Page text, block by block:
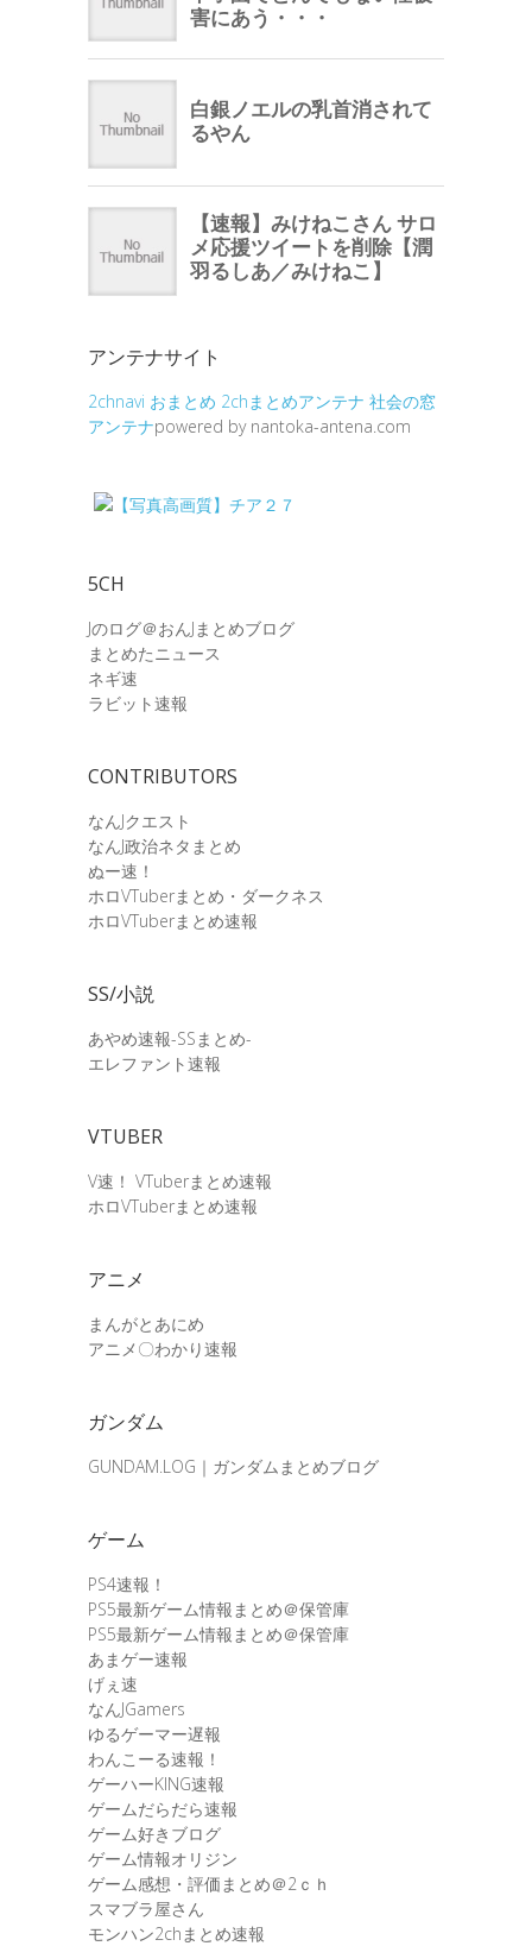
アンテナサイト
2chnavi おまとめ 2chまとめアンテナ 社会の窓
アンテナpowered by nantoka-antena.com
5CH
Jのログ＠おんJまとめブログ
まとめたニュース
ネギ速
ラビット速報
CONTRIBUTORS
なんJクエスト
なんJ政治ネタまとめ
ぬー速！
ホロVTuberまとめ・ダークネス
ホロVTuberまとめ速報
SS/小説
あやめ速報-SSまとめ-
エレファント速報
VTUBER
V速！ VTuberまとめ速報
ホロVTuberまとめ速報
アニメ
まんがとあにめ
アニメ〇わかり速報
ガンダム
GUNDAM.LOG｜ガンダムまとめブログ
ゲーム
PS4速報！
PS5最新ゲーム情報まとめ＠保管庫
PS5最新ゲーム情報まとめ＠保管庫
あまゲー速報
げぇ速
なんJGamers
ゆるゲーマー遅報
わんこーる速報！
ゲーハーKING速報
ゲームだらだら速報
ゲーム好きブログ
ゲーム情報オリジン
ゲーム感想・評価まとめ＠2ｃｈ
スマブラ屋さん
モンハン2chまとめ速報